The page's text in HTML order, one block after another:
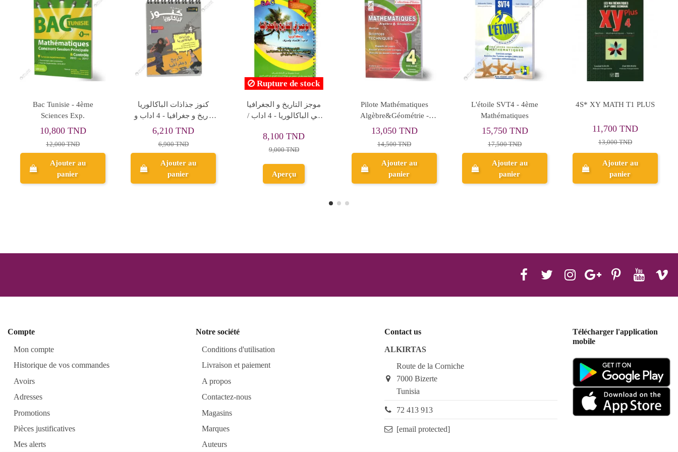
Rupture de stock
L'Année de Tle Spécialités
Physique-Chimie Maths -
BAC 2021 - Bordas
57,600 TND
64,000 TND
Aperçu
L'idéal en Mathématiques -
4ème Sciences Exp.
20,250 TND
22,500 TND
Ajouter au
panier
Zainab Gets Ready For
Her Bac - 4rd Year
Ajouter au
panier
Al Messa Espanol - 4ème
Secondaire
13,455 TND
14,950 TND
Ajouter au
panier
Rupture de stock
العربية منهجية تحليل
النصوص و بناء المقالات -
الجزء الاول - 4 اداب
7,800 TND
Aperçu
Passeport Le Français -
9,810 TND
10,900 TND
Ajouter au
panier
Compte
Mon compte
Historique de vos commandes
Avoirs
Adresses
Promotions
Pièces justificatives
Mes alerts
Notre société
Conditions d'utilisation
Livraison et paiement
A propos
Contactez-nous
Magasins
Marques
Auteurs
Contact us
ALKIRTAS
Route de la Corniche
7000 Bizerte
Tunisia
72 413 913
[email protected]
Télécharger l'application
mobile